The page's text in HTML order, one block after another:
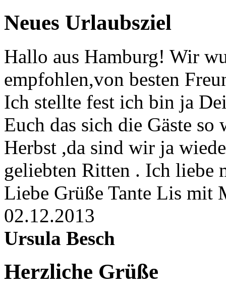
Neues Urlaubsziel
Hallo aus Hamburg! Wir
empfohlen,von besten
Ich stellte fest ich bin ja
Euch das sich die Gäste
Herbst ,da sind wir ja
geliebten Ritten . Ich liebe
Liebe Grüße Tante Lis mit
02.12.2013
Ursula Besch
Herzliche Grüße